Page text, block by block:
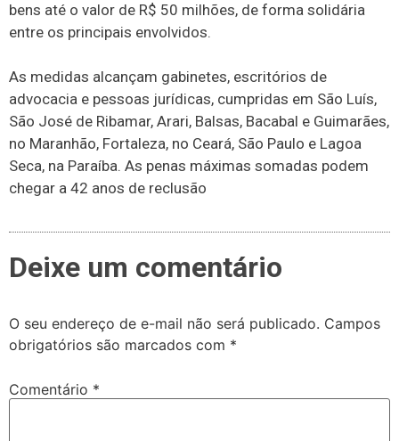
bens até o valor de R$ 50 milhões, de forma solidária
entre os principais envolvidos.
As medidas alcançam gabinetes, escritórios de
advocacia e pessoas jurídicas, cumpridas em São Luís,
São José de Ribamar, Arari, Balsas, Bacabal e Guimarães,
no Maranhão, Fortaleza, no Ceará, São Paulo e Lagoa
Seca, na Paraíba. As penas máximas somadas podem
chegar a 42 anos de reclusão
Deixe um comentário
O seu endereço de e-mail não será publicado. Campos
obrigatórios são marcados com *
Comentário *